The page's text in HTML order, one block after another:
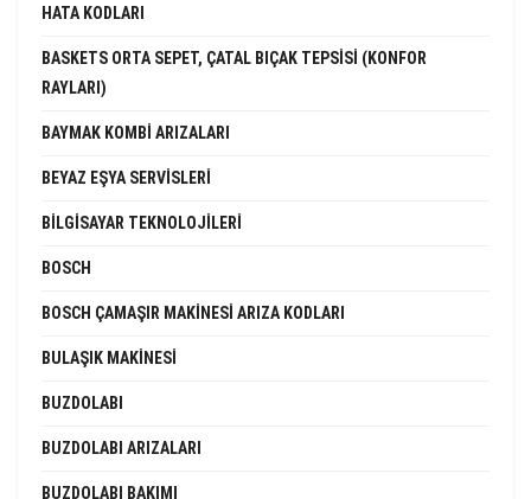
HATA KODLARI
BASKETS ORTA SEPET, ÇATAL BIÇAK TEPSISI (KONFOR
RAYLARI)
BAYMAK KOMBI ARIZALARI
BEYAZ EŞYA SERVISLERI
BILGISAYAR TEKNOLOJILERI
BOSCH
BOSCH ÇAMAŞIR MAKINESI ARIZA KODLARI
BULAŞIK MAKINESI
BUZDOLABI
BUZDOLABI ARIZALARI
BUZDOLABI BAKIMI